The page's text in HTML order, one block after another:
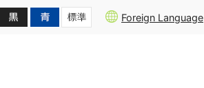
Foreign Language